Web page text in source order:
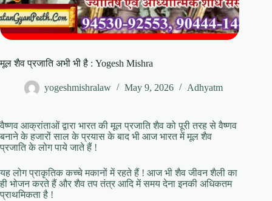
मूल शैव प्रजाति अभी भी है : Yogesh Mishra
yogeshmishralaw May 9, 2026 Adhyatm
वैष्णव आक्रांताओं द्वारा भारत की मूल प्रजाति शैव को पूरी तरह से वैष्णव
बनाने के हजारों साल के प्रयास के बाद भी आज भारत में मूल शैव
प्रजाति के लोग पाये जाते हैं !
यह लोग प्राकृतिक कच्चे मकानों में रहते हैं ! आज भी शैव जीवन शैली का
ही भोजन करते हैं और शैव तप तंत्र आदि में समय देना इनकी अधिकतम
प्राथमिकता है !